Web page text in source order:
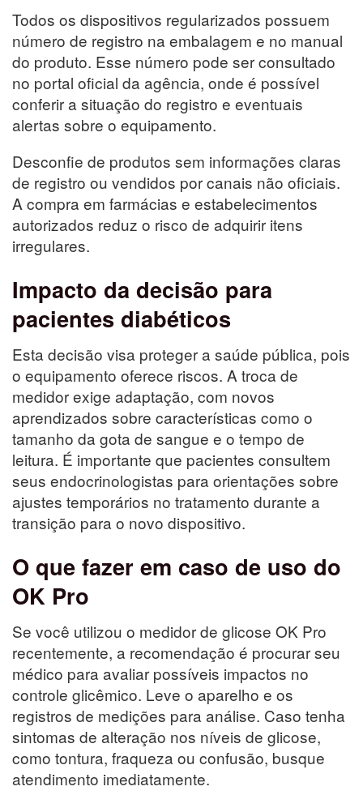
Todos os dispositivos regularizados possuem
número de registro na embalagem e no manual
do produto. Esse número pode ser consultado
no portal oficial da agência, onde é possível
conferir a situação do registro e eventuais
alertas sobre o equipamento.
Desconfie de produtos sem informações claras
de registro ou vendidos por canais não oficiais.
A compra em farmácias e estabelecimentos
autorizados reduz o risco de adquirir itens
irregulares.
Impacto da decisão para
pacientes diabéticos
Esta decisão visa proteger a saúde pública, pois
o equipamento oferece riscos. A troca de
medidor exige adaptação, com novos
aprendizados sobre características como o
tamanho da gota de sangue e o tempo de
leitura. É importante que pacientes consultem
seus endocrinologistas para orientações sobre
ajustes temporários no tratamento durante a
transição para o novo dispositivo.
O que fazer em caso de uso do
OK Pro
Se você utilizou o medidor de glicose OK Pro
recentemente, a recomendação é procurar seu
médico para avaliar possíveis impactos no
controle glicêmico. Leve o aparelho e os
registros de medições para análise. Caso tenha
sintomas de alteração nos níveis de glicose,
como tontura, fraqueza ou confusão, busque
atendimento imediatamente.